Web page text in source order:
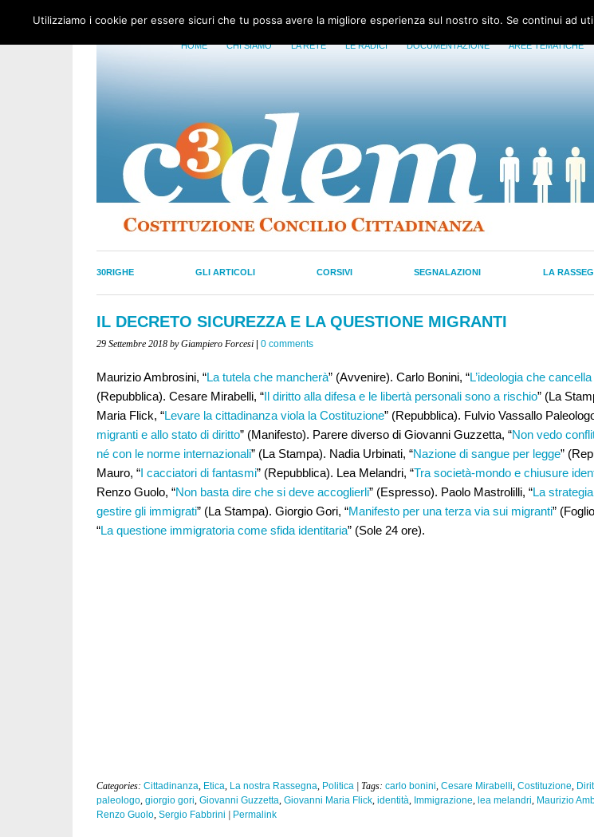
HOME CHI SIAMO LA RETE LE RADICI DOCUMENTAZIONE AREE TEMATICHE
30RIGHE GLI ARTICOLI CORSIVI SEGNALAZIONI LA
IL DECRETO SICUREZZA E LA QUESTIONE MIGRANTI
29 Settembre 2018 by Giampiero Forcesi 0 comments
Maurizio Ambrosini, “La tutela che mancherà” (Avvenire). Carlo Bonini, “L’ideologia che
(Repubblica). Cesare Mirabelli, “Il diritto alla difesa e le libertà personali sono a rischio” (La
Maria Flick, “Levare la cittadinanza viola la Costituzione” (Repubblica). Fulvio Vassallo
migranti e allo stato di diritto” (Manifesto). Parere diverso di Giovanni Guzzetta, “Non vedo
né con le norme internazionali” (La Stampa). Nadia Urbinati, “Nazione di sangue per legge”
Mauro, “I cacciatori di fantasmi” (Repubblica). Lea Melandri, “Tra società-mondo e chiusure
Renzo Guolo, “Non basta dire che si deve accoglierli” (Espresso). Paolo Mastrolilli, “La
gestire gli immigrati” (La Stampa). Giorgio Gori, “Manifesto per una terza via sui migranti”
“La questione immigratoria come sfida identitaria” (Sole 24 ore).
Categories: Cittadinanza, Etica, La nostra Rassegna, Politica | Tags: carlo bonini, Cesare Mirabelli, Costituzione,
paleologo, giorgio gori, Giovanni Guzzetta, Giovanni Maria Flick, identità, Immigrazione, lea melandri, Maurizio
Renzo Guolo, Sergio Fabbrini Permalink
Utilizziamo i cookie per essere sicuri che tu possa avere la migliore esperienza sul nostro sito. Se continui ad